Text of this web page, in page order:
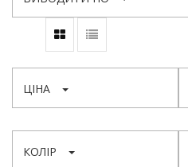
ЦІНА
КОЛІР